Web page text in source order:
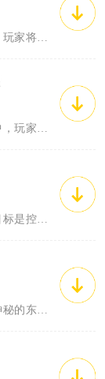
在封妖修真手游九游版中，玩家除了
玩家在吃男人游戏中的目标是控制自
游戏设定在一个古老而神秘的东方神